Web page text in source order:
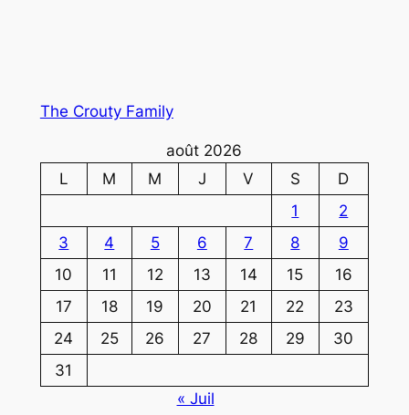
The Crouty Family
août 2026
L
M M J V S
D
1
2
3
4 5 6 7 8
9
10
11 12 13 14 15
16
17
18 19 20 21 22
23
24
25 26 27 28 29
30
31
« Juil